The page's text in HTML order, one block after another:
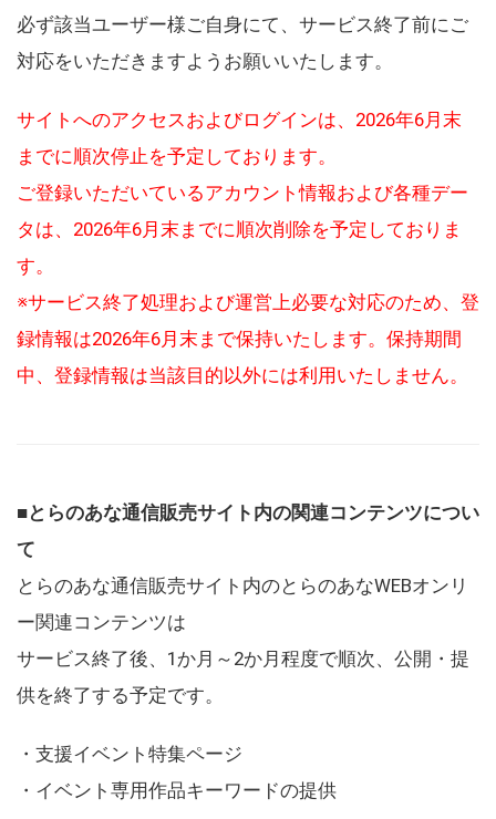
必ず該当ユーザー様ご自身にて、サービス終了前にご
対応をいただきますようお願いいたします。
サイトへのアクセスおよびログインは、2026年6月末
までに順次停止を予定しております。
ご登録いただいているアカウント情報および各種デー
タは、2026年6月末までに順次削除を予定しておりま
す。
※サービス終了処理および運営上必要な対応のため、登
録情報は2026年6月末まで保持いたします。保持期間
中、登録情報は当該目的以外には利用いたしません。
■とらのあな通信販売サイト内の関連コンテンツについ
て
とらのあな通信販売サイト内のとらのあなWEBオンリ
ー関連コンテンツは
サービス終了後、1か月～2か月程度で順次、公開・提
供を終了する予定です。
・支援イベント特集ページ
・イベント専用作品キーワードの提供